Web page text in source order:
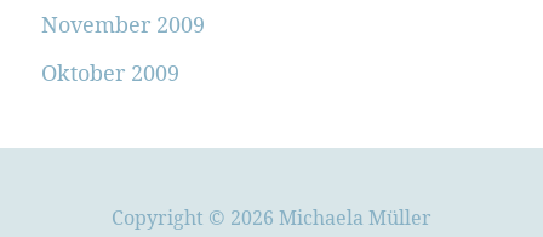
November 2009
Oktober 2009
Copyright © 2026 Michaela Müller